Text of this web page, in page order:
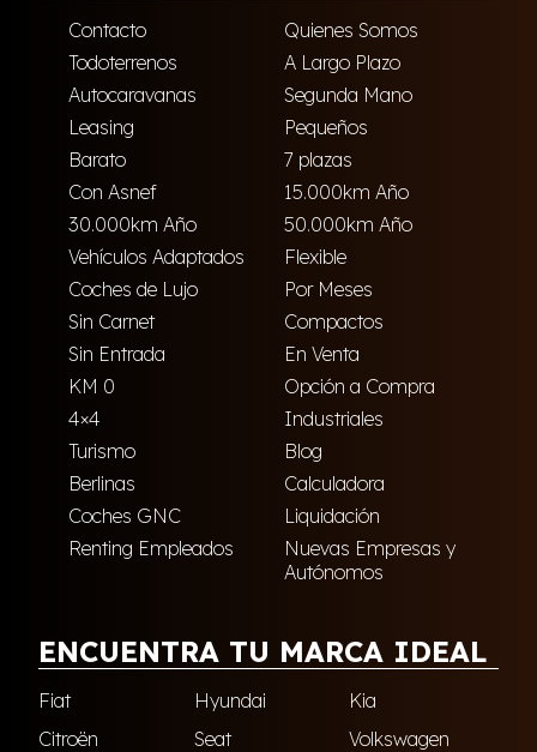
Contacto
Quienes Somos
Todoterrenos
A Largo Plazo
Autocaravanas
Segunda Mano
Leasing
Pequeños
Barato
7 plazas
Con Asnef
15.000km Año
30.000km Año
50.000km Año
Vehículos Adaptados
Flexible
Coches de Lujo
Por Meses
Sin Carnet
Compactos
Sin Entrada
En Venta
KM 0
Opción a Compra
4×4
Industriales
Turismo
Blog
Berlinas
Calculadora
Coches GNC
Liquidación
Renting Empleados
Nuevas Empresas y
Autónomos
ENCUENTRA TU MARCA IDEAL
Fiat Hyundai
Kia
Citroën
Seat
Volkswagen